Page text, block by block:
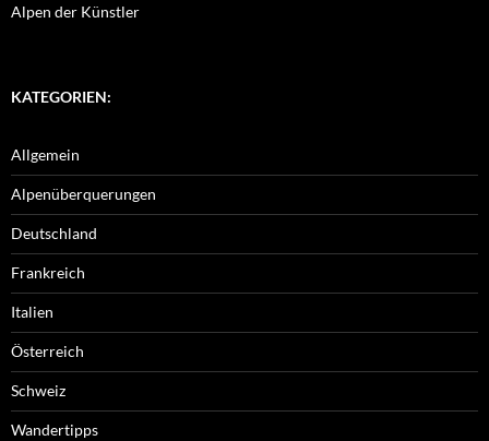
Alpen der Künstler
KATEGORIEN:
Allgemein
Alpenüberquerungen
Deutschland
Frankreich
Italien
Österreich
Schweiz
Wandertipps